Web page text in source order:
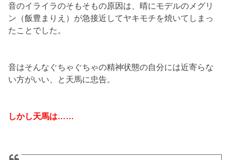
音のイライラのそもそもの原因は、晴にモデルのメグリ
ン（飯豊まりえ）が急接近してヤキモチを焼いてしまっ
たことでした。
音はそんなぐちゃぐちゃの精神状態の自分には近寄らな
い方がいい、と天馬に忠告。
しかし天馬は……